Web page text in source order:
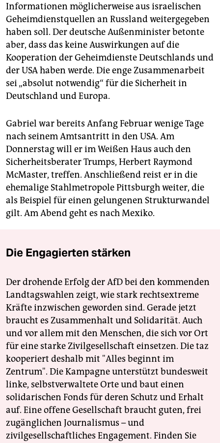
Informationen möglicherweise aus israelischen
Geheimdienstquellen an Russland weitergegeben
haben soll. Der deutsche Außenminister betonte
aber, dass das keine Auswirkungen auf die
Kooperation der Geheimdienste Deutschlands und
der USA haben werde. Die enge Zusammenarbeit
sei „absolut notwendig“ für die Sicherheit in
Deutschland und Europa.
Gabriel war bereits Anfang Februar wenige Tage
nach seinem Amtsantritt in den USA. Am
Donnerstag will er im Weißen Haus auch den
Sicherheitsberater Trumps, Herbert Raymond
McMaster, treffen. Anschließend reist er in die
ehemalige Stahlmetropole Pittsburgh weiter, die
als Beispiel für einen gelungenen Strukturwandel
gilt. Am Abend geht es nach Mexiko.
Die Engagierten stärken
Der drohende Erfolg der AfD bei den kommenden
Landtagswahlen zeigt, wie stark rechtsextreme
Kräfte inzwischen geworden sind. Gerade jetzt
braucht es Zusammenhalt und Solidarität. Auch
und vor allem mit den Menschen, die sich vor Ort
für eine starke Zivilgesellschaft einsetzen. Die taz
kooperiert deshalb mit "Alles beginnt im
Zentrum". Die Kampagne unterstützt bundesweit
linke, selbstverwaltete Orte und baut einen
solidarischen Fonds für deren Schutz und Erhalt
auf. Eine offene Gesellschaft braucht guten, frei
zugänglichen Journalismus – und
zivilgesellschaftliches Engagement. Finden Sie